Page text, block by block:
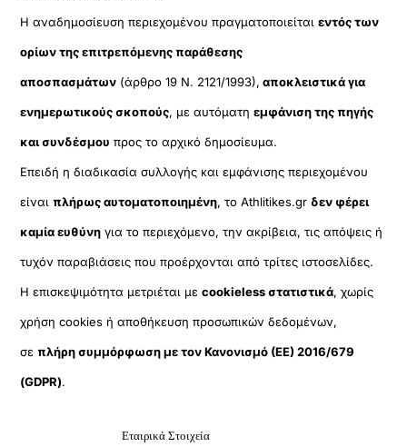
Η αναδημοσίευση περιεχομένου πραγματοποιείταιεντός των
ορίων της επιτρεπόμενης παράθεσης
αποσπασμάτων (άρθρο 19 Ν. 2121/1993), αποκλειστικά για
ενημερωτικούς σκοπούς, με αυτόματηεμφάνιση της πηγής
και συνδέσμου προς το αρχικό δημοσίευμα.
Επειδή η διαδικασία συλλογής και εμφάνισης περιεχομένου
είναιπλήρως αυτοματοποιημένη, το Athlitikes.gr δεν φέρει
καμία ευθύνη για το περιεχόμενο, την ακρίβεια, τις απόψεις ή
τυχόν παραβιάσεις που προέρχονται από τρίτες ιστοσελίδες.
Η επισκεψιμότητα μετριέται μεcookieless στατιστικά, χωρίς
χρήση cookies ή αποθήκευση προσωπικών δεδομένων,
σεπλήρη συμμόρφωση με τον Κανονισμό (ΕΕ) 2016/679
(GDPR).
Εταιρικά Στοιχεία